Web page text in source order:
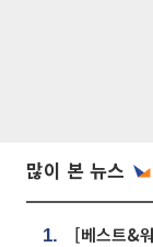
많이 본 뉴스
1.